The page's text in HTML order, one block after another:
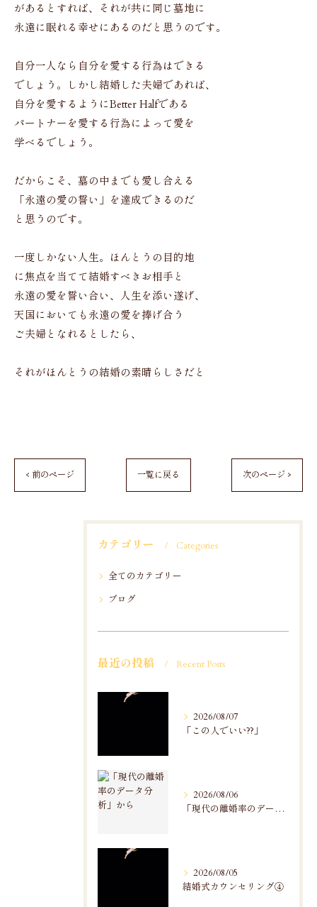
があるとすれば、それが共に同じ墓地に
永遠に眠れる幸せにあるのだと思うのです。
自分一人なら自分を愛する行為はできる
でしょう。しかし結婚した夫婦であれば、
自分を愛するようにBetter Halfである
パートナーを愛する行為によって愛を
学べるでしょう。
だからこそ、墓の中までも愛し合える
「永遠の愛の誓い」を達成できるのだ
と思うのです。
一度しかない人生。ほんとうの目的地
に焦点を当てて結婚すべきお相手と
永遠の愛を誓い合い、人生を添い遂げ、
天国においても永遠の愛を捧げ合う
ご夫婦となれるとしたら、
それがほんとうの結婚の素晴らしさだと
< 前のページ 一覧に戻る 次のページ >
カテゴリー Categories
全てのカテゴリー
ブログ
最近の投稿 Recent Posts
2026/08/07
「この人でいい??」
2026/08/06
「現代の離婚率のデータ分析」から
2026/08/05
結婚式カウンセリング④